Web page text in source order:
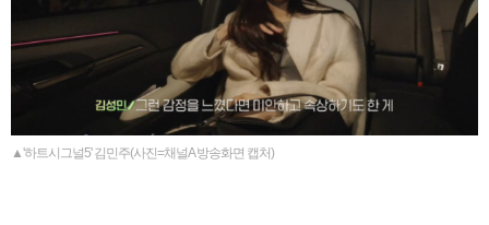
▲'하트시그널5' 김민주(사진=채널A 방송화면 캡처)